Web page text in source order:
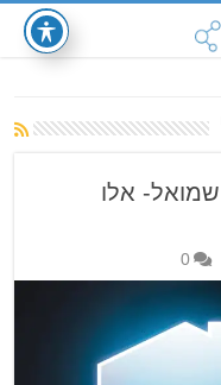
שמואל- אלו
0